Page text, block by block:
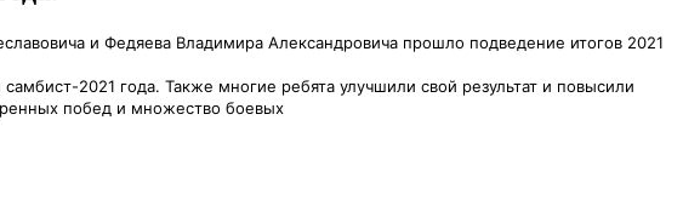
и Федяева Владимира Александровича прошло подведение итогов 2021
2021 года. Также многие ребята улучшили свой результат и повысили
побед и множество боевых